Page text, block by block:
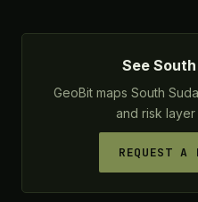
See
GeoBit maps South
and risk
REQUEST